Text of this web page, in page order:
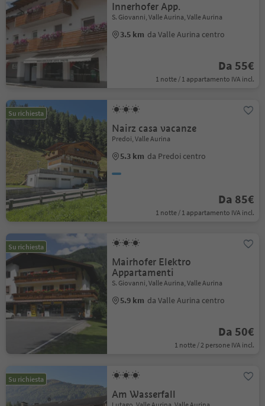
Innerhofer App.
S. Giovanni, Valle Aurina, Valle Aurina
3.5 km da Valle Aurina centro
Da 55€
1 notte / 1 appartamento IVA incl.
Su richiesta
Nairz casa vacanze
Predoi, Valle Aurina
5.3 km da Predoi centro
Da 85€
1 notte / 1 appartamento IVA incl.
Su richiesta
Mairhofer Elektro
Appartamenti
S. Giovanni, Valle Aurina, Valle Aurina
5.9 km da Valle Aurina centro
Da 50€
1 notte / 2 persone IVA incl.
Su richiesta
Am Wasserfall